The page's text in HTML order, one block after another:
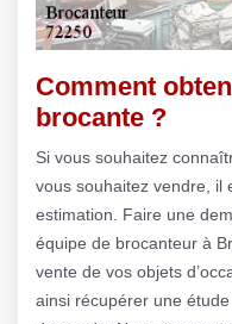
Comment
brocante ?
Si vous souhaitez
vous souhaitez vendre, il
estimation. Faire une
équipe de brocanteur à
vente de vos objets
ainsi récupérer une